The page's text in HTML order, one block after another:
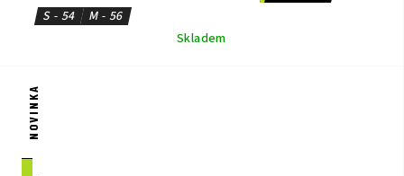
S - 54
M - 56
Skladem
NOVINKA